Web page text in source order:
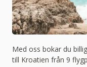
Med oss bokar du
till Kroatien från 9